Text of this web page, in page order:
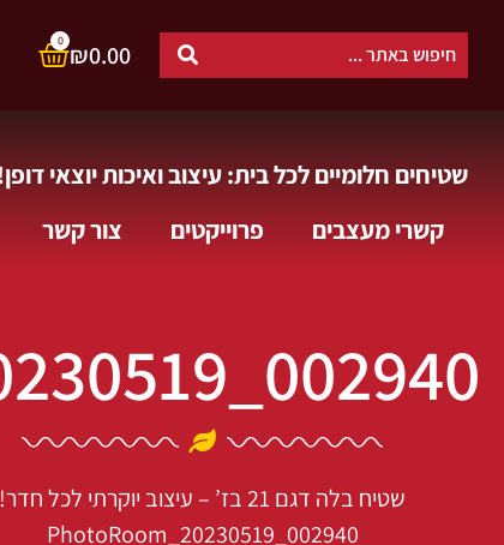
₪0.00
0
שטיחים חלומיים לכל בית: עיצוב ואיכות יוצאי
קשרי מעצבים
פרוייקטים צור קשר
שטיח בלה דגם 21 בז’ – עיצוב יוקרתי לכל חדר!
PhotoRoom_20230519_002940